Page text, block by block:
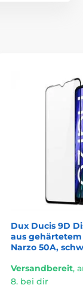
Dux Ducis 9D
aus gehärtetem
Narzo 50A,
Versandbereit,
8. bei dir